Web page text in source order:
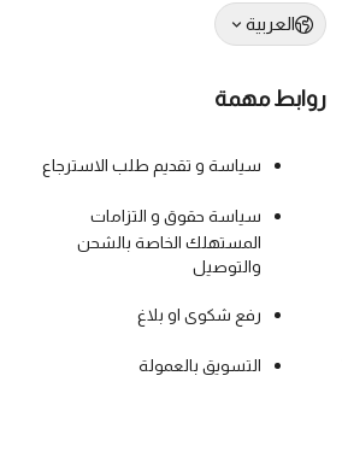
العربية
روابط مهمة
سياسة و تقديم طلب الاسترجاع
سياسة حقوق و التزامات
المستهلك الخاصة بالشحن
والتوصيل
رفع شكوى او بلاغ
التسويق بالعمولة